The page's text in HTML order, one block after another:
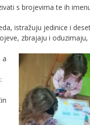
s brojevima te ih
istražuju jedinice i
zbrajaju i
a